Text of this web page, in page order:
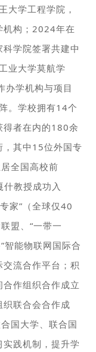
大学工程学院，
机构；2024年在
学院签署共建中
业大学莫航学
办学机构与项目
。学校拥有14个
得者在内的180余
，其中15位外国专
全国高校前
什教授成功入
家”（全球仅40
盟、“一带一
智能物联网国际合
流合作平台；积
作组织合作成立
联合会合作成
国大学、联合国
践机制，提升学